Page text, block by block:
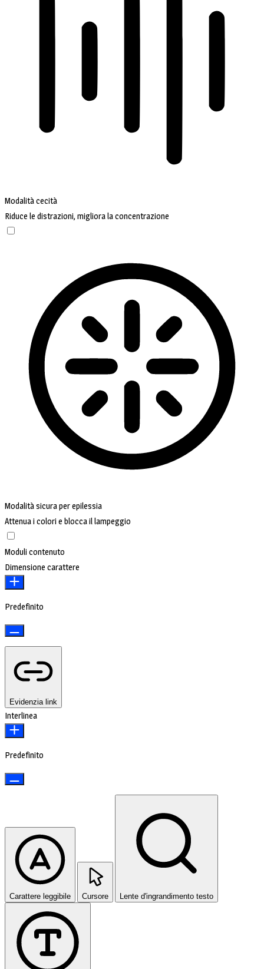
Modalità cecità
Riduce le distrazioni, migliora la concentrazione
Modalità sicura per epilessia
Attenua i colori e blocca il lampeggio
Moduli contenuto
Dimensione carattere
Predefinito
Evidenzia link
Interlinea
Predefinito
Carattere leggibile Cursore Lente d'ingrandimento testo